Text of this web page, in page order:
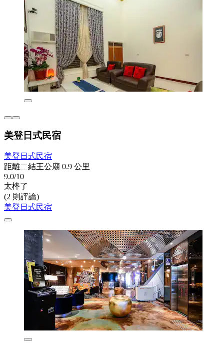
美登日式民宿
美登日式民宿
距離二結王公廟 0.9 公里
9.0/10
太棒了
(2 則評論)
美登日式民宿